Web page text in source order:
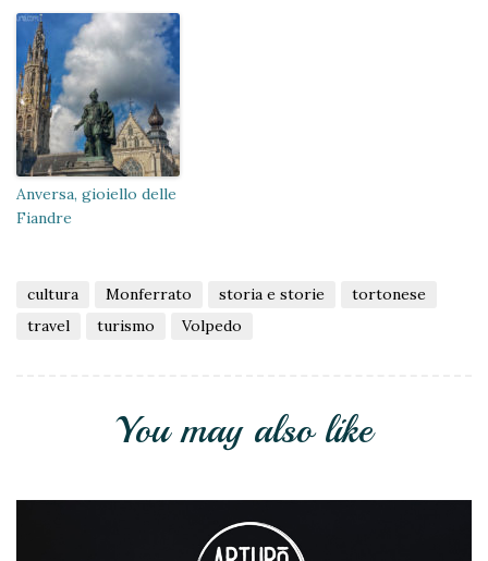
Anversa, gioiello delle
Fiandre
cultura Monferrato storia e storie
tortonese
travel
turismo Volpedo
You may also like